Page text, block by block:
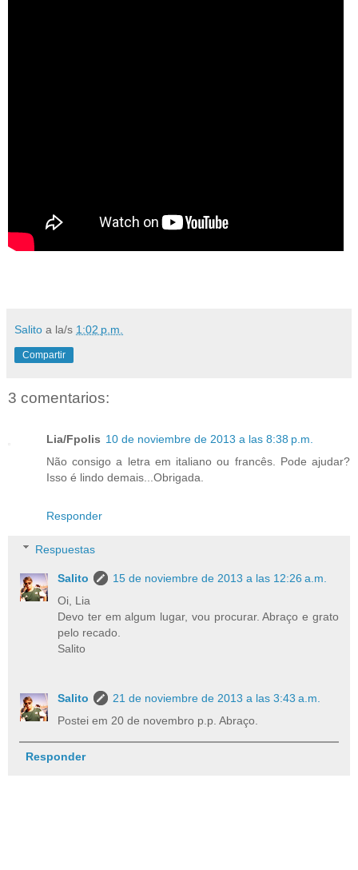
Salito a la/s 1:02 p.m.
Compartir
3 comentarios:
Lia/Fpolis 10 de noviembre de 2013 a las 8:38 p.m.
Não consigo a letra em italiano ou francês. Pode ajudar?
Isso é lindo demais...Obrigada.
Responder
Respuestas
Salito
15 de noviembre de 2013 a las 12:26 a.m.
Oi, Lia
Devo ter em algum lugar, vou procurar. Abraço e grato
pelo recado.
Salito
Salito
21 de noviembre de 2013 a las 3:43 a.m.
Postei em 20 de novembro p.p. Abraço.
Responder